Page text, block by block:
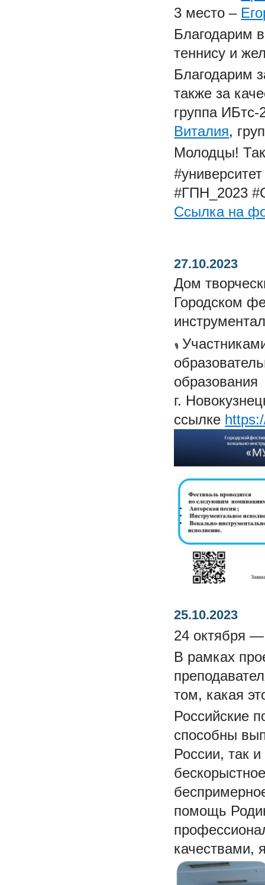
3 место –
Благодарим
теннису и
Благодарим
также за
группа ИБтс-
Виталия,
Молодцы!
#университет
#ГПН_2023
Ссылка на
27.10.2023
Дом
Городском
образования
г.
ссылке
25.10.2023
24 октября —
В рамках
том, какая
Российские
способны
России, так
помощь
качествами,